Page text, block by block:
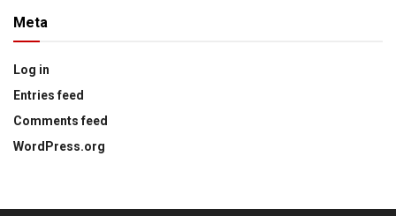
Meta
Log in
Entries feed
Comments feed
WordPress.org